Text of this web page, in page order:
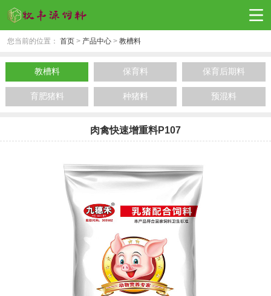
您当前的位置： 首页 > 产品中心 > 教槽料
教槽料 保育料 保育后期料
育肥猪料 种猪料 预混料
肉禽快速增重料P107